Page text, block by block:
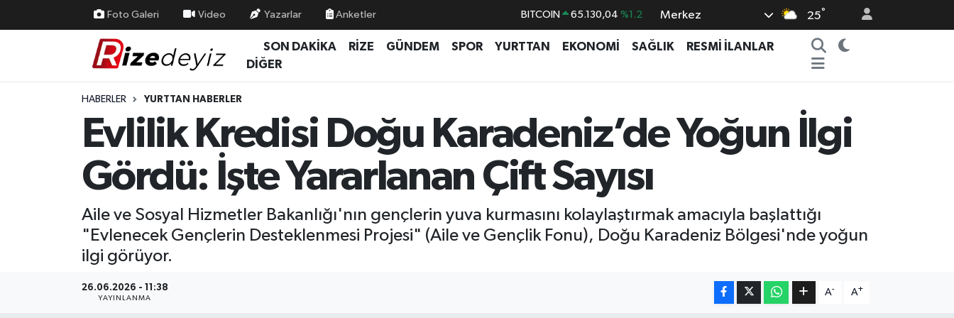
Foto Galeri Video Yazarlar Anketler DOLAR 47,7106 %0.17
EURO 55,1652 %0.27
13.773 %-19
BITCOIN 65.130,04 %1.2
Merkez 25°
SON DAKİKA RİZE GÜNDEM SPOR YURTTAN EKONOMİ SAĞLIK
RESMİ İLANLAR
DİĞER
HABERLER YURTTAN HABERLER
Evlilik Kredisi Doğu Karadeniz’de Yoğun İlgi
Gördü: İşte Yararlanan Çift Sayısı
Aile ve Sosyal Hizmetler Bakanlığı'nın gençlerin yuva kurmasını kolaylaştırmak amacıyla başlattığı
"Evlenecek Gençlerin Desteklenmesi Projesi" (Aile ve Gençlik Fonu), Doğu Karadeniz Bölgesi'nde yoğun
ilgi görüyor.
26.06.2026 - 11:38
YAYINLANMA
A- A+
Yurttan Haberler
Ekonomi
Rize Nöbetçi Eczaneler
Rize Trafik Yoğunluk Haritası
Süper Lig Puan Durumu ve Fikstür
Son Dakika Haberleri